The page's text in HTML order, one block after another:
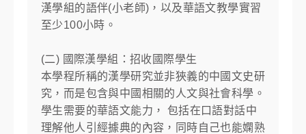
漢學組的語伴(小老師)，以及華語文教學實習
至少100小時。
(二) 國際漢學組：招收國際學生
本學程所稱的漢學研究並非狹義的中國文史研
究，而是包含與中國相關的人文與社會科學。
學生需要的華語文能力， 包括在口語對話中
理解他人引經據典的內容，同時自己也能嫻熟